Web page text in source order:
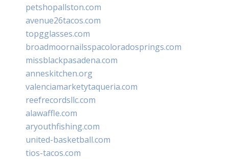
petshopallston.com
avenue26tacos.com
topgglasses.com
broadmoornailsspacoloradosprings.com
missblackpasadena.com
anneskitchen.org
valenciamarketytaqueria.com
reefrecordsllc.com
alawaffle.com
aryouthfishing.com
united-basketball.com
tios-tacos.com